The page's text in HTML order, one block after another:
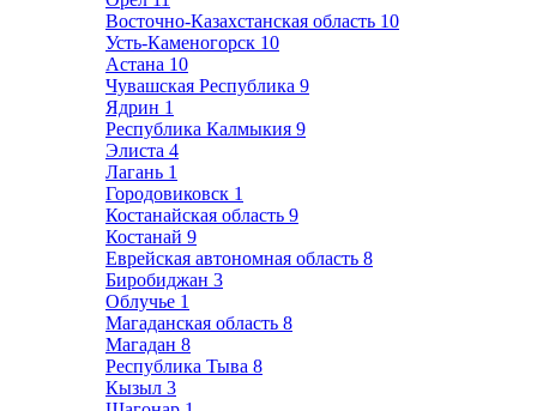
Восточно-Казахстанская область 10
Усть-Каменогорск 10
Астана 10
Чувашская Республика 9
Ядрин 1
Республика Калмыкия 9
Элиста 4
Лагань 1
Городовиковск 1
Костанайская область 9
Костанай 9
Еврейская автономная область 8
Биробиджан 3
Облучье 1
Магаданская область 8
Магадан 8
Республика Тыва 8
Кызыл 3